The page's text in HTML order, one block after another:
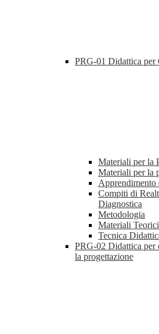
PRG-01 Didattica per
Materiali per la
Materiali per la
Apprendimento
Compiti di
Diagnostica
Metodologia
Materiali Teorici
Tecnica
PRG-02 Didattica per
la progettazione